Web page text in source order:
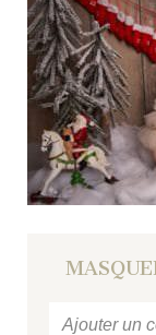
Ajouter un